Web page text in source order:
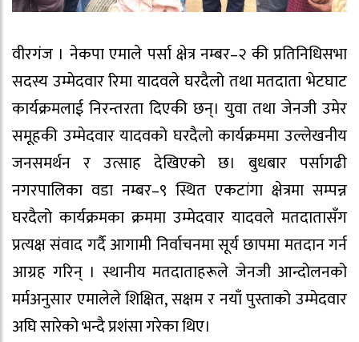
वीरगंज । नेकपा एमाले पर्सा क्षेत्र नम्बर–२ की प्रतिनिधिसभा
सदस्य उम्मेदवार रिमा यादवले घरदैलो तथा मतदाता भेटघाट
कार्यक्रमलाई निरन्तरता दिएकी छन्। युवा तथा जेनजी उमेर
समूहकी उम्मेदवार यादवको घरदैलो कार्यक्रममा उल्लेखनीय
जनसमर्थन र उत्साह देखिएको छ। बुधबार पर्सागढी
नगरपालिका वडा नम्बर–९ स्थित एकटांगा क्षेत्रमा सम्पन्न
घरदैलो कार्यक्रमका क्रममा उम्मेदवार यादवले मतदातासँग
प्रत्यक्ष संवाद गर्दै आगामी निर्वाचनमा सूर्य छापमा मतदान गर्न
आग्रह गरिन् । स्थानीय मतदाताहरूले जेनजी आन्दोलनको
मर्मअनुसार एमालेले शिक्षित, सक्षम र नयाँ पुस्ताको उम्मेदवार
अघि सारेको भन्दै प्रशंसा गरेका थिए।